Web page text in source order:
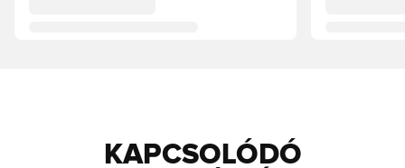
KAPCSOLÓDÓ